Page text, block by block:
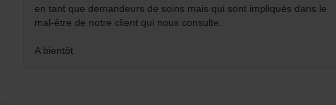
en tant que demandeurs de soins mais qui sont impliqués dans le
mal-être de notre client qui nous consulte.
A bientôt